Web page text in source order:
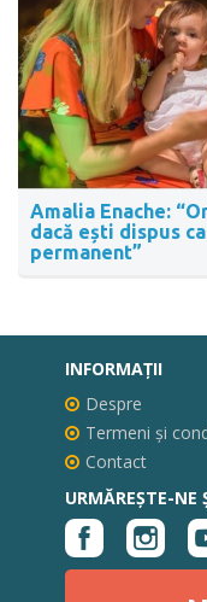
Amalia Enache:
dacă ești dispus
permanent”
INFORMAŢII
Despre
Termeni și
Contact
URMĂREȘTE-NE